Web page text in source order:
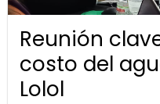
Reunión
costo del
Lolol